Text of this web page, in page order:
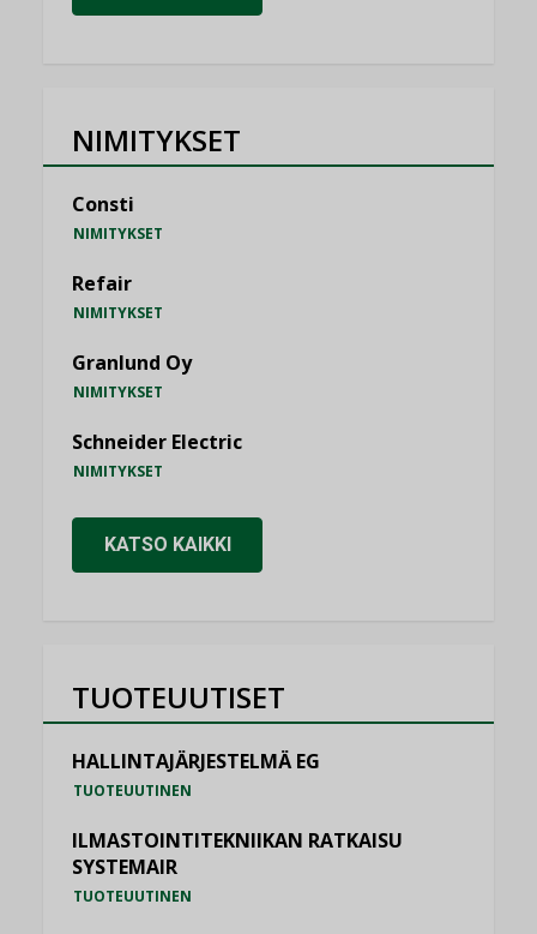
NIMITYKSET
Consti
NIMITYKSET
Refair
NIMITYKSET
Granlund Oy
NIMITYKSET
Schneider Electric
NIMITYKSET
KATSO KAIKKI
TUOTEUUTISET
HALLINTAJÄRJESTELMÄ EG
TUOTEUUTINEN
ILMASTOINTITEKNIIKAN RATKAISU
SYSTEMAIR
TUOTEUUTINEN